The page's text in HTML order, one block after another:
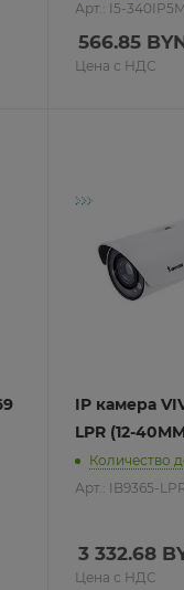
Арт.: I5-
566.85
Цена с НДС
IP камера
LPR (12-
Количество
Арт.: IB9365-
3 332.68
Цена с НДС